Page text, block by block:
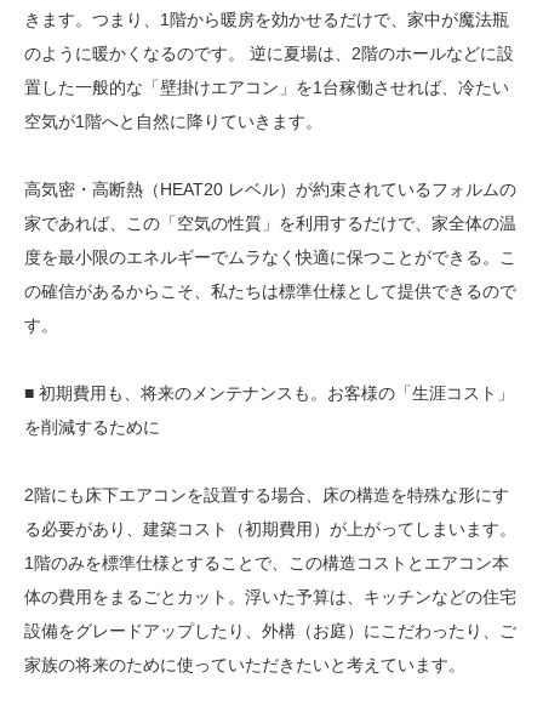
きます。つまり、1階から暖房を効かせるだけで、家中が魔法瓶
のように暖かくなるのです。 逆に夏場は、2階のホールなどに設
置した一般的な「壁掛けエアコン」を1台稼働させれば、冷たい
空気が1階へと自然に降りていきます。
高気密・高断熱（HEAT20 レベル）が約束されているフォルムの
家であれば、この「空気の性質」を利用するだけで、家全体の温
度を最小限のエネルギーでムラなく快適に保つことができる。こ
の確信があるからこそ、私たちは標準仕様として提供できるので
す。
■ 初期費用も、将来のメンテナンスも。お客様の「生涯コスト」
を削減するために
2階にも床下エアコンを設置する場合、床の構造を特殊な形にす
る必要があり、建築コスト（初期費用）が上がってしまいます。
1階のみを標準仕様とすることで、この構造コストとエアコン本
体の費用をまるごとカット。浮いた予算は、キッチンなどの住宅
設備をグレードアップしたり、外構（お庭）にこだわったり、ご
家族の将来のために使っていただきたいと考えています。